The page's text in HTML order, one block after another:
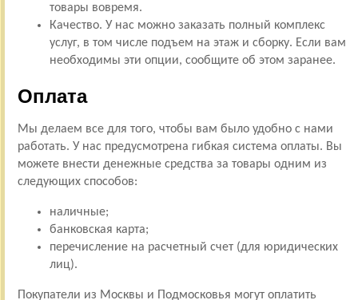
товары вовремя.
Качество. У нас можно заказать полный комплекс
услуг, в том числе подъем на этаж и сборку. Если вам
необходимы эти опции, сообщите об этом заранее.
Оплата
Мы делаем все для того, чтобы вам было удобно с нами
работать. У нас предусмотрена гибкая система оплаты. Вы
можете внести денежные средства за товары одним из
следующих способов:
наличные;
банковская карта;
перечисление на расчетный счет (для юридических
лиц).
Покупатели из Москвы и Подмосковья могут оплатить